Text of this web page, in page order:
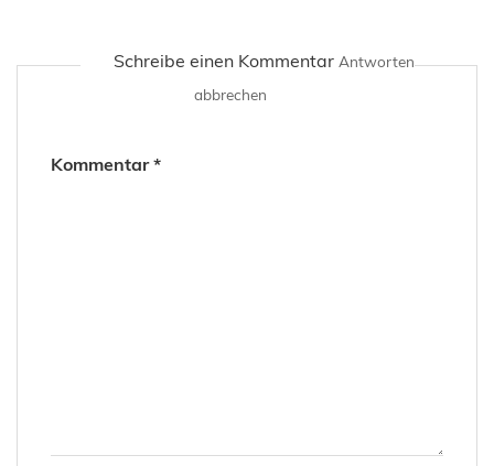
Schreibe einen Kommentar Antworten
abbrechen
Kommentar*